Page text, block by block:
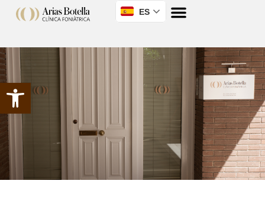
Abrir barra de herramientas
ES